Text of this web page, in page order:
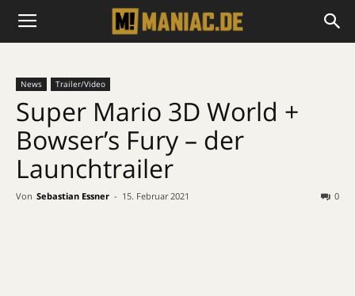
News Trailer/Video
Super Mario 3D World +
Bowser’s Fury – der
Launchtrailer
Von Sebastian Essner - 15. Februar 2021 0